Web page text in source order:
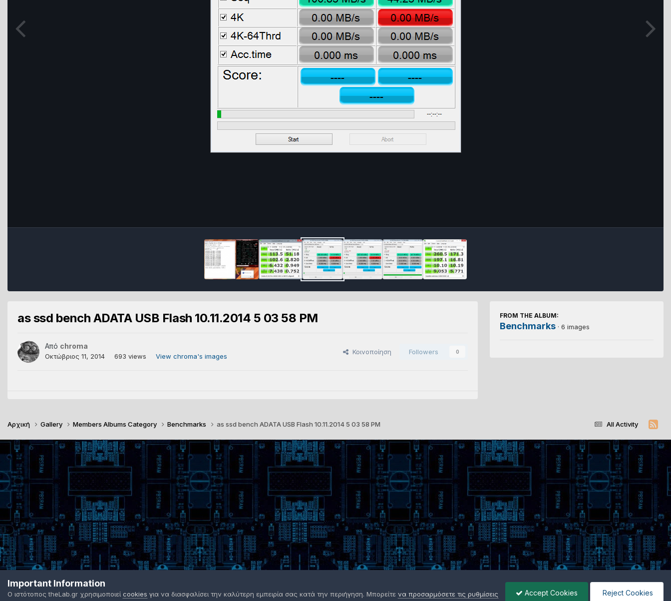
as ssd bench ADATA USB Flash 10.11.2014 5 03 58 PM
Από chroma
Οκτώβριος 11, 2014 693 views View chroma's images
Κοινοποίηση Followers 0
FROM THE ALBUM:
Benchmarks · 6 images
All Activity
Αρχική Gallery Members Albums Category Benchmarks as ssd bench ADATA USB Flash 10.11.2014 5 03 58 PM
Important Information
Ο ιστότοπος theLab.gr χρησιμοποιεί cookies για να διασφαλίσει την καλύτερη εμπειρία σας κατά την περιήγηση. Μπορείτε να προσαρμόσετε τις ρυθμίσεις
Accept Cookies Reject Cookies